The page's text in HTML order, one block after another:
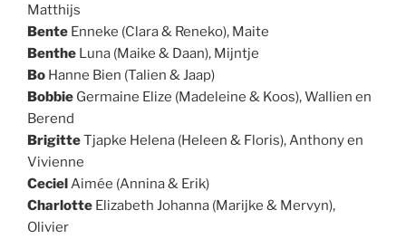
Matthijs
Bente Enneke (Clara & Reneko), Maite
Benthe Luna (Maike & Daan), Mijntje
Bo Hanne Bien (Talien & Jaap)
Bobbie Germaine Elize (Madeleine & Koos), Wallien en
Berend
BrigitteTjapke Helena (Heleen & Floris), Anthony en
Vivienne
Ceciel Aimée (Annina & Erik)
Charlotte Elizabeth Johanna (Marijke & Mervyn),
Olivier